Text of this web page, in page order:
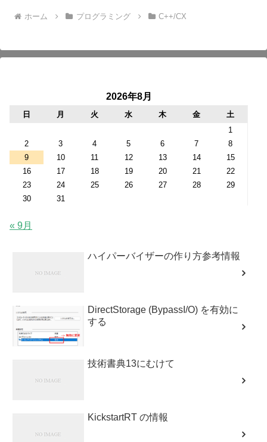
ホーム プログラミング C++/CX
2026年8月
日 月 火 水 木 金
土
1
2
3 4 5 6 7
8
9
10 11 12 13 14
15
16
17 18 19 20 21
22
23
24 25 26 27 28
29
30
31
« 9月
ハイパーバイザーの作り方参考情報
DirectStorage (BypassI/O) を有効に
する
技術書典13にむけて
KickstartRT の情報